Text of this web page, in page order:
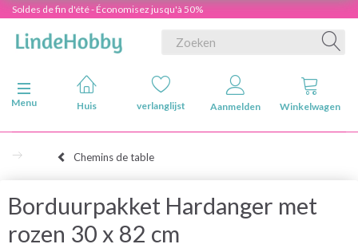
Soldes de fin d'été - Économisez jusqu'à 50%
Navigatie in-/uitschakelen
Menu
Huis verlanglijst Aanmelden Winkelwagen
Chemins de table
Borduurpakket Hardanger met
rozen 30 x 82 cm